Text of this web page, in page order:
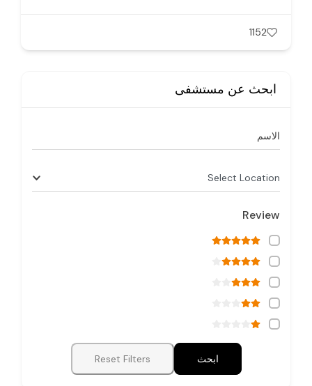
1152
ابحث عن مستشفى
الاسم
Select Location
Review
ابحث Reset Filters